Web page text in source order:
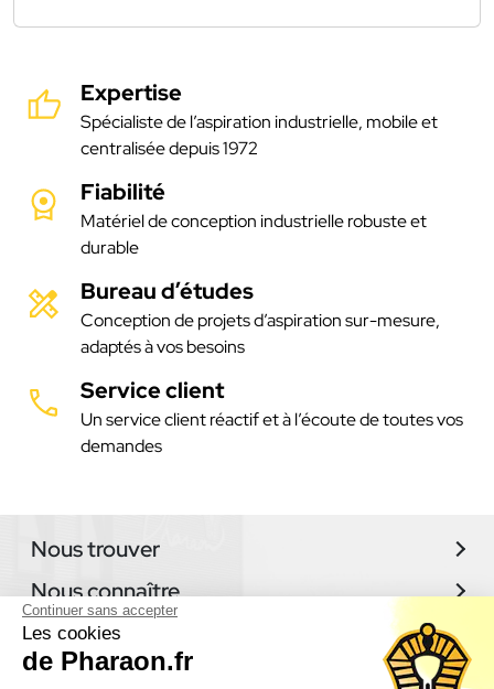
Expertise
Spécialiste de l’aspiration industrielle, mobile et
centralisée depuis 1972
Fiabilité
Matériel de conception industrielle robuste et
durable
Bureau d’études
Conception de projets d’aspiration sur-mesure,
adaptés à vos besoins
Service client
Un service client réactif et à l’écoute de toutes vos
demandes
Nous trouver
Nous connaître
Nos produits
Actualités
Continuer sans accepter
Les cookies
de Pharaon.fr